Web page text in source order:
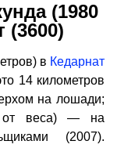
(1980
(3600)
в Кедарнат
14 километров
на лошади;
от веса) — на
(2007).